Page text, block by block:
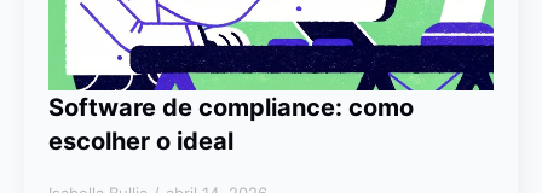
Software de compliance: como
escolher o ideal